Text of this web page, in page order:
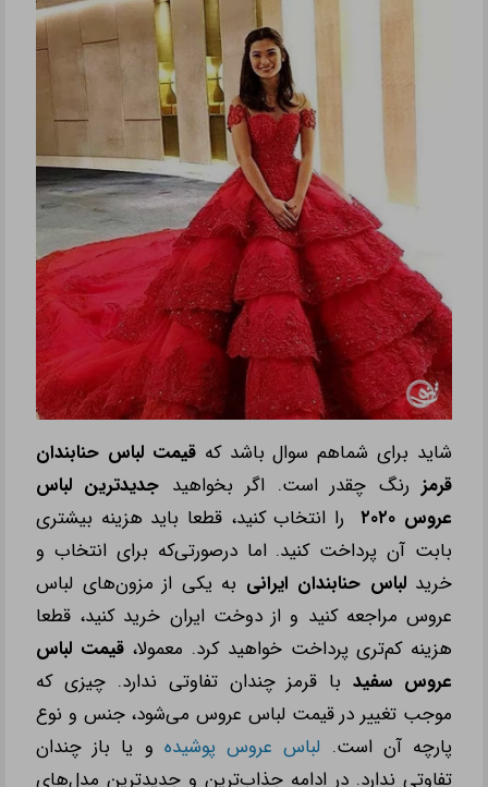
شاید برای شماهم سوال باشد که قیمت لباس حنابندان
قرمزرنگ چقدر است. اگر بخواهید جدیدترین لباس
عروس ۲۰۲۰
را انتخاب کنید، قطعا باید هزینه بیشتری
بابت آن پرداخت کنید. اما درصورتی‌که برای انتخاب و
خرید لباس حنابندان ایرانی به یکی از مزون‌های لباس
عروس مراجعه کنید و از دوخت ایران خرید کنید، قطعا
هزینه کم‌تری پرداخت خواهید کرد. معمولا،قیمت لباس
عروس سفیدبا قرمز چندان تفاوتی ندارد. چیزی که
موجب تغییر در قیمت لباس عروس می‌شود، جنس و نوع
پارچه آن است. لباس عروس پوشیده و یا باز چندان
تفاوتی ندارد. در ادامه جذاب‌ترین و جدیدترین مدل‌های